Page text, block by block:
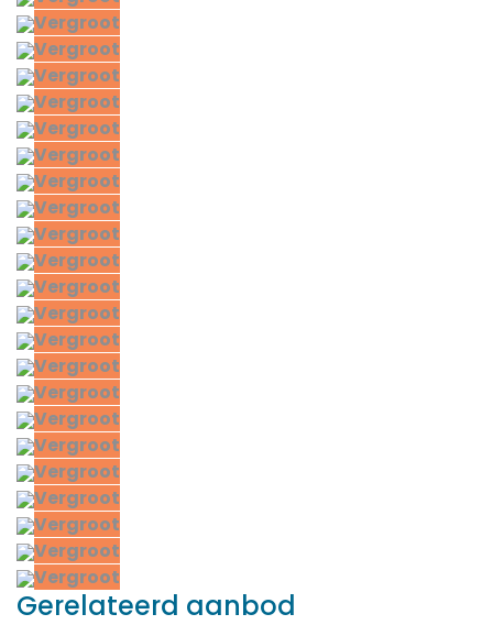
Vergroot
Vergroot
Vergroot
Vergroot
Vergroot
Vergroot
Vergroot
Vergroot
Vergroot
Vergroot
Vergroot
Vergroot
Vergroot
Vergroot
Vergroot
Vergroot
Vergroot
Vergroot
Vergroot
Vergroot
Vergroot
Vergroot
Gerelateerd aanbod